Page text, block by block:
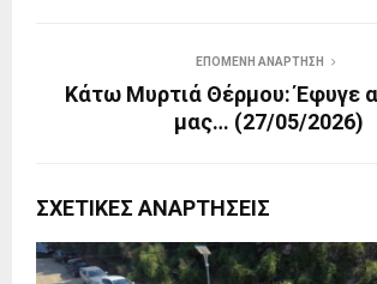
ΕΠΌΜΕΝΗ ΑΝΆΡΤΗΣΗ
Κάτω Μυρτιά Θέρμου: Έφυγε
μας… (27/05/2026)
ΣΧΕΤΙΚΈΣ ΑΝΑΡΤΉΣΕΙΣ